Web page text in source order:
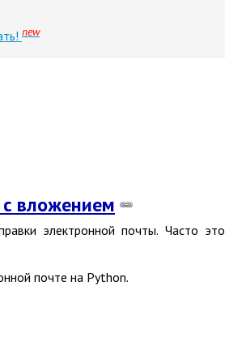
new
вложением
электронной почты. Часто
почте на Python.